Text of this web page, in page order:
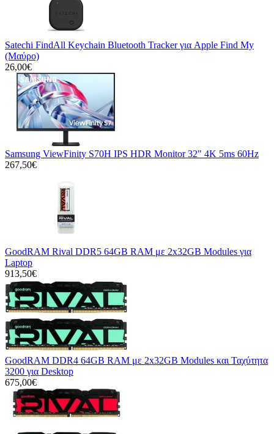
Satechi FindAll Keychain Bluetooth Tracker για Apple Find My
(Μαύρο)
26,00€
Samsung ViewFinity S70H IPS HDR Monitor 32" 4K 5ms 60Hz
267,50€
GoodRAM Rival DDR5 64GB RAM με 2x32GB Modules για
Laptop
913,50€
GoodRAM DDR4 64GB RAM με 2x32GB Modules και Ταχύτητα
3200 για Desktop
675,00€